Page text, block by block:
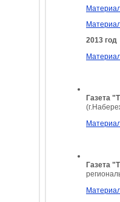
2013 год
Газета
Газета